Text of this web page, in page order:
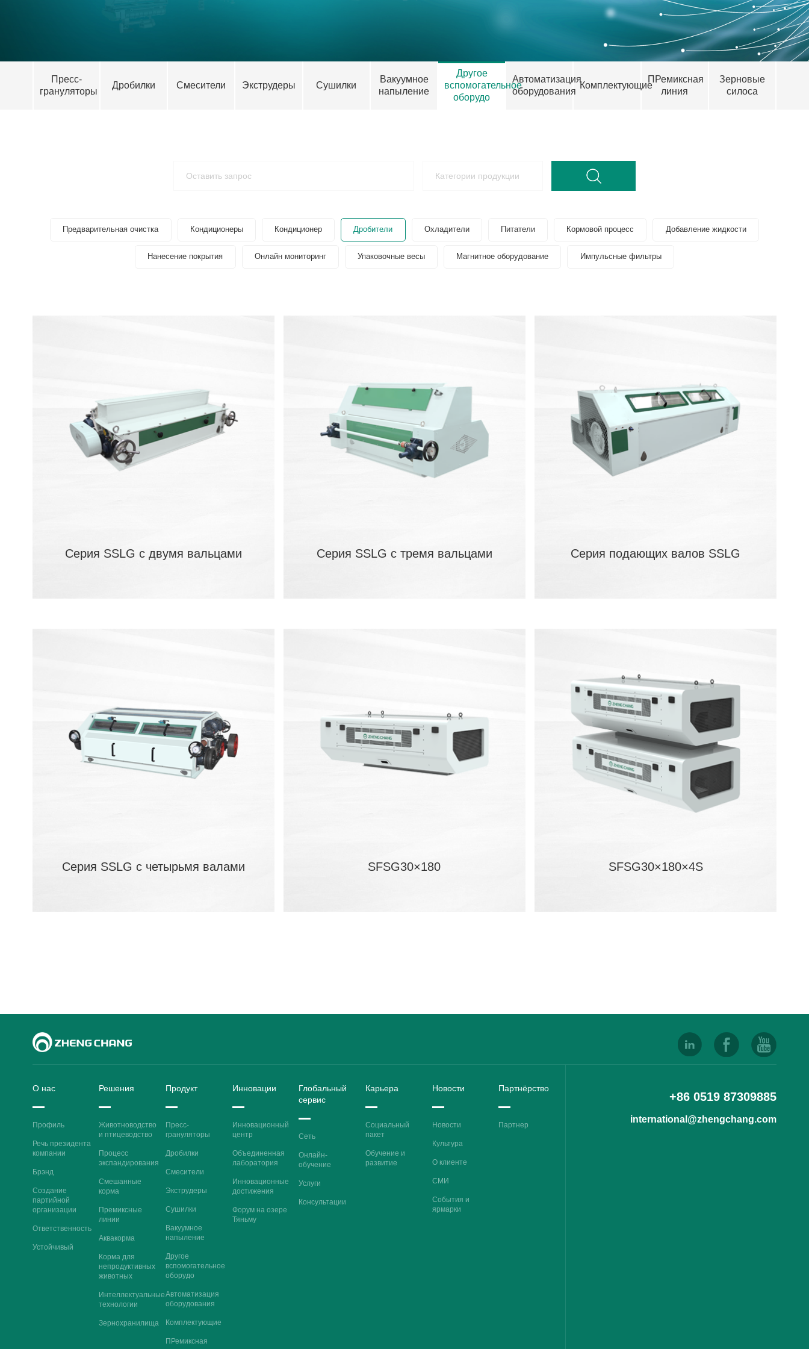
Пресс-
грануляторы
Дробилки Смесители Экструдеры Сушилки
Вакуумное
напыление
Другое
вспомогательное
оборудо
Автоматизация
оборудования
Комплектующие
ПРемиксная
линия
Зерновые
силоса
Предварительная очистка Кондиционеры Кондиционер Дробители Охладители Питатели Кормовой процесс Добавление жидкости
Нанесение покрытия Онлайн мониторинг Упаковочные весы Магнитное оборудование Импульсные фильтры
Серия SSLG с двумя вальцами Серия SSLG с тремя вальцами Серия подающих валов SSLG
Серия SSLG с четырьмя валами SFSG30×180 SFSG30×180×4S
О нас
Профиль
Речь президента
компании
Брэнд
Создание
партийной
организации
Ответственность
Устойчивый
Решения
Животноводство
и птицеводство
Процесс
экспандирования
Смешанные
корма
Премиксные
линии
Аквакорма
Корма для
непродуктивных
животных
Интеллектуальные
технологии
Зернохранилища
Продукт
Пресс-
грануляторы
Дробилки
Смесители
Экструдеры
Сушилки
Вакуумное
напыление
Другое
вспомогательное
оборудо
Автоматизация
оборудования
Комплектующие
ПРемиксная
Инновации
Инновационный
центр
Объединенная
лаборатория
Инновационные
достижения
Форум на озере
Тяньму
Глобальный
сервис
Сеть
Онлайн-
обучение
Услуги
Консультации
Карьера
Социальный
пакет
Обучение и
развитие
Новости
Новости
Культура
О клиенте
СМИ
События и
ярмарки
Партнёрство
Партнер
+86 0519 87309885
international@zhengchang.com